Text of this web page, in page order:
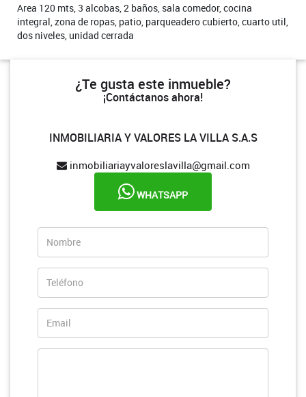
Area 120 mts, 3 alcobas, 2 baños, sala comedor, cocina
integral, zona de ropas, patio, parqueadero cubierto, cuarto util,
dos niveles, unidad cerrada
¿Te gusta este inmueble?
¡Contáctanos ahora!
INMOBILIARIA Y VALORES LA VILLA S.A.S
inmobiliariayvaloreslavilla@gmail.com
WHATSAPP